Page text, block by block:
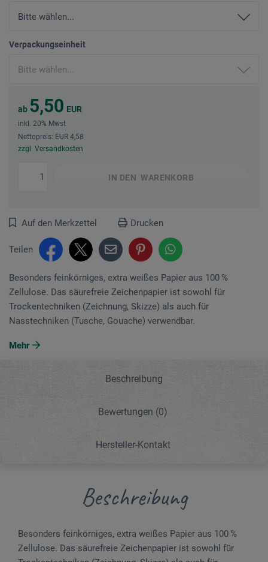
Verpackungseinheit
ab 5,50 EUR
inkl. 20% Mwst
Nettopreis: EUR 4,58
zzgl. Versandkosten
IN DEN WARENKORB
Auf den Merkzettel Drucken
Teilen
Besonders feinkörniges, extra weißes Papier aus 100 %
Zellulose. Das säurefreie Zeichenpapier ist sowohl für
Trockentechniken (Zeichnung, Skizze) als auch für
Nasstechniken (Tusche, Gouache) verwendbar.
Mehr
Beschreibung
Bewertungen (0)
Hersteller-Kontakt
Beschreibung
Besonders feinkörniges, extra weißes Papier aus 100 %
Zellulose. Das säurefreie Zeichenpapier ist sowohl für